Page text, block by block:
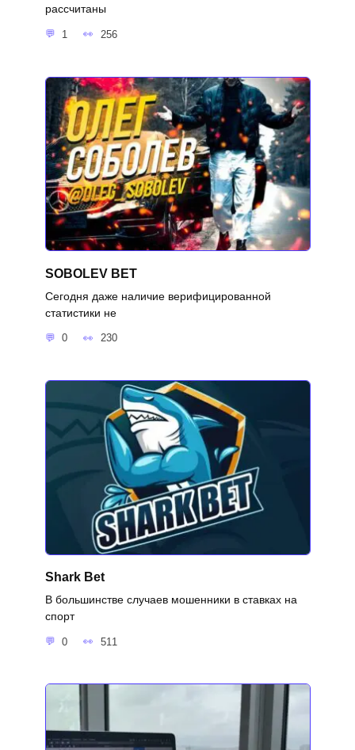
рассчитаны
1 256
SOBOLEV BET
Сегодня даже наличие верифицированной
статистики не
0 230
Shark Bet
В большинстве случаев мошенники в ставках на
спорт
0 511